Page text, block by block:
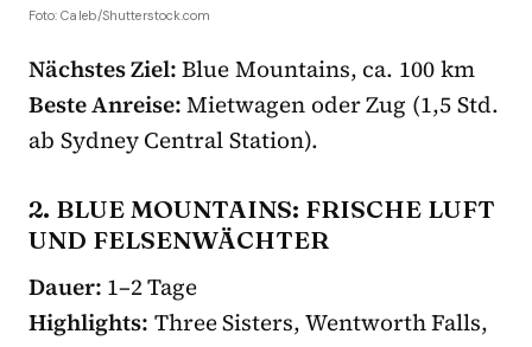
Foto: Caleb/Shutterstock.com
Nächstes Ziel:Blue Mountains, ca. 100 km
Beste Anreise:Mietwagen oder Zug (1,5 Std.
ab Sydney Central Station).
2. BLUE MOUNTAINS: FRISCHE LUFT
UND FELSENWÄCHTER
Dauer: 1–2 Tage
Highlights: Three Sisters, Wentworth Falls,